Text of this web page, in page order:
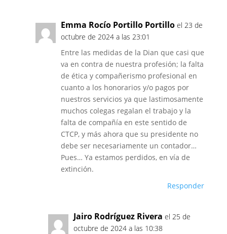
Emma Rocío Portillo Portillo el 23 de
octubre de 2024 a las 23:01
Entre las medidas de la Dian que casi que
va en contra de nuestra profesión; la falta
de ética y compañerismo profesional en
cuanto a los honorarios y/o pagos por
nuestros servicios ya que lastimosamente
muchos colegas regalan el trabajo y la
falta de compañía en este sentido de
CTCP, y más ahora que su presidente no
debe ser necesariamente un contador…
Pues… Ya estamos perdidos, en vía de
extinción.
Responder
Jairo Rodríguez Rivera el 25 de
octubre de 2024 a las 10:38